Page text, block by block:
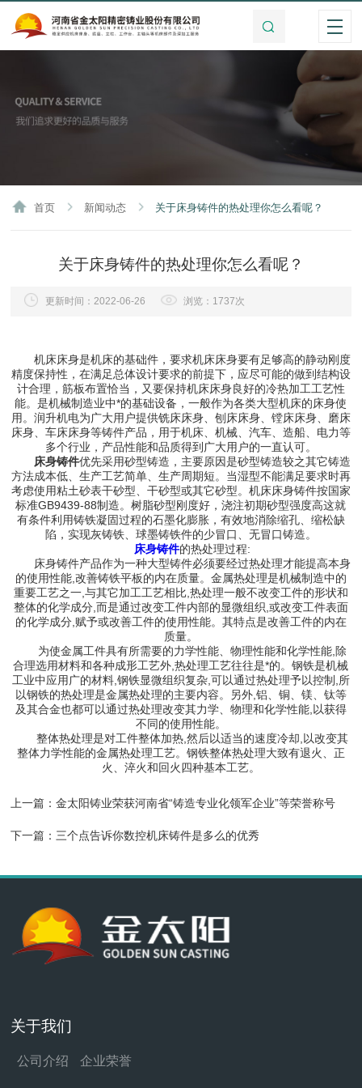
首页 新闻动态 关于床身铸件的热处理你怎么看呢？
关于床身铸件的热处理你怎么看呢？
更新时间：2022-06-26 浏览：1737次
机床床身是机床的基础件，要求机床床身要有足够高的静动刚度
精度保持性，在满足总体设计要求的前提下，应尽可能的做到结构设
计合理，筋板布置恰当，又要保持机床床身良好的冷热加工工艺性
能。是机械制造业中*的基础设备，一般作为各类大型机床的床身使
用。润升机电为广大用户提供铣床床身、刨床床身、镗床床身、磨床
床身、车床床身等铸件产品，用于机床、机械、汽车、造船、电力等
多个行业，产品性能和品质得到广大用户的一直认可。
床身铸件优先采用砂型铸造，主要原因是砂型铸造较之其它铸造
方法成本低、生产工艺简单、生产周期短。当湿型不能满足要求时再
考虑使用粘土砂表干砂型、干砂型或其它砂型。机床床身铸件按国家
标准GB9439-88制造。树脂砂型刚度好，浇注初期砂型强度高这就
有条件利用铸铁凝固过程的石墨化膨胀，有效地消除缩孔、缩松缺
陷，实现灰铸铁、球墨铸铁件的少冒口、无冒口铸造。
床身铸件的热处理过程:
床身铸件产品作为一种大型铸件必须要经过热处理才能提高本身
的使用性能,改善铸铁平板的内在质量。金属热处理是机械制造中的
重要工艺之一,与其它加工工艺相比,热处理一般不改变工件的形状和
整体的化学成分,而是通过改变工件内部的显微组织,或改变工件表面
的化学成分,赋予或改善工件的使用性能。其特点是改善工件的内在
质量。
为使金属工件具有所需要的力学性能、物理性能和化学性能,除
合理选用材料和各种成形工艺外,热处理工艺往往是*的。钢铁是机械
工业中应用广的材料,钢铁显微组织复杂,可以通过热处理予以控制,所
以钢铁的热处理是金属热处理的主要内容。另外,铝、铜、镁、钛等
及其合金也都可以通过热处理改变其力学、物理和化学性能,以获得
不同的使用性能。
整体热处理是对工件整体加热,然后以适当的速度冷却,以改变其
整体力学性能的金属热处理工艺。钢铁整体热处理大致有退火、正
火、淬火和回火四种基本工艺。
上一篇：金太阳铸业荣获河南省“铸造专业化领军企业”等荣誉称号
下一篇：三个点告诉你数控机床铸件是多么的优秀
关于我们
公司介绍 企业荣誉